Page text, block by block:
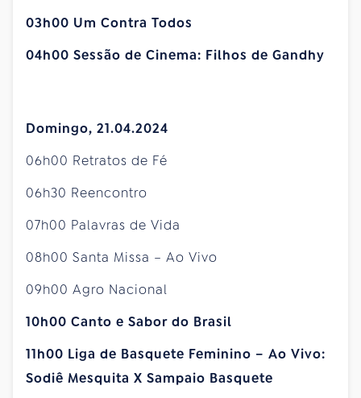
03h00 Um Contra Todos
04h00 Sessão de Cinema: Filhos de Gandhy
Domingo, 21.04.2024
06h00 Retratos de Fé
06h30 Reencontro
07h00 Palavras de Vida
08h00 Santa Missa – Ao Vivo
09h00 Agro Nacional
10h00 Canto e Sabor do Brasil
11h00 Liga de Basquete Feminino – Ao Vivo:
Sodiê Mesquita X Sampaio Basquete